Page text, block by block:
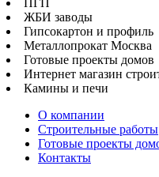
ПГП
ЖБИ заводы
Гипсокартон и профиль
Металлопрокат Москва
Готовые проекты домов
Интернет магазин
Камины и печи
О компании
Строительные работы
Готовые проекты
Контакты